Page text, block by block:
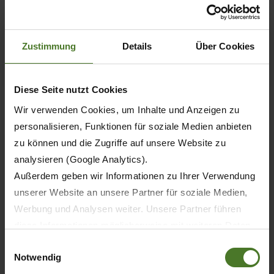
Zustimmung Details Über Cookies
Diese Seite nutzt Cookies
Wir verwenden Cookies, um Inhalte und Anzeigen zu
personalisieren, Funktionen für soziale Medien anbieten
zu können und die Zugriffe auf unsere Website zu
analysieren (Google Analytics).
Außerdem geben wir Informationen zu Ihrer Verwendung
unserer Website an unsere Partner für soziale Medien,
Werbung und Analysen weiter. Unsere Partner führen
sie im Rahmen Ihrer Nutzung der Dienste gesammelt
Notwendig
médaille commémorative Max-Eyth
EN SAVOIR PLUS